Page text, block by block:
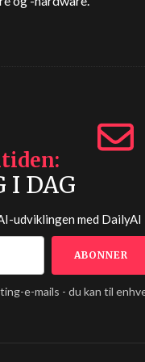
I DAG
udviklingen med DailyAI
e-mails - du kan til